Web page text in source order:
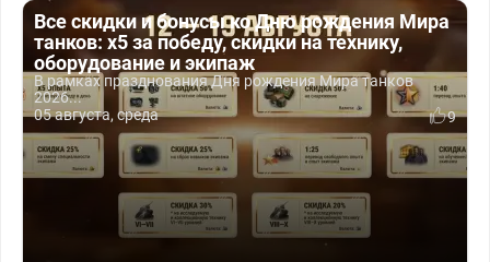
Все скидки и бонусы ко Дню рождения Мира
танков: x5 за победу, скидки на технику,
оборудование и экипаж
В рамках празднования Дня рождения Мира танков
2026...
05 августа, среда
9